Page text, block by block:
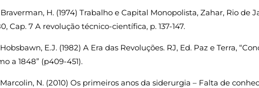
H. (1974) Trabalho e Capital Monopolista, Zahar, Rio de
Cap. 7 A revolução técnico-científica, p. 137-147.
E.J. (1982) A Era das Revoluções. RJ, Ed. Paz e Terra,
a 1848” (p409-451).
N. (2010) Os primeiros anos da siderurgia – Falta de